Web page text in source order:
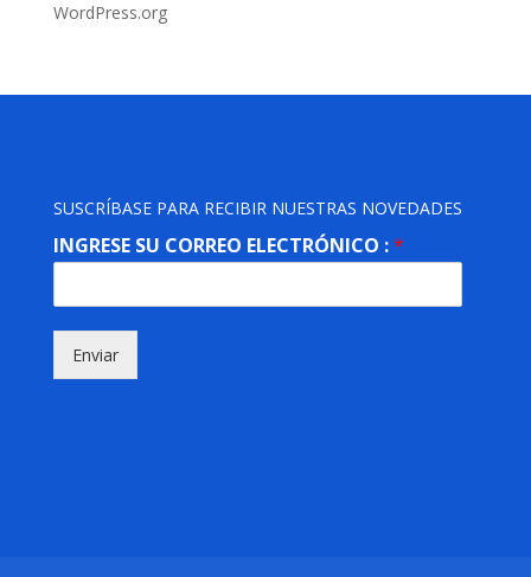
WordPress.org
SUSCRÍBASE PARA RECIBIR NUESTRAS NOVEDADES
INGRESE SU CORREO ELECTRÓNICO :*
Enviar